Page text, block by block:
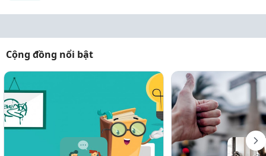
Cộng đồng nổi bật